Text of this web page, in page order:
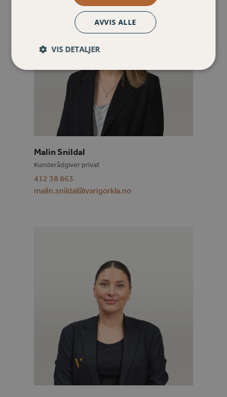
Malin Snildal
Kunderådgiver privat
412 38 863
malin.snildal@varigorkla.no
AVVIS ALLE
VIS DETALJER